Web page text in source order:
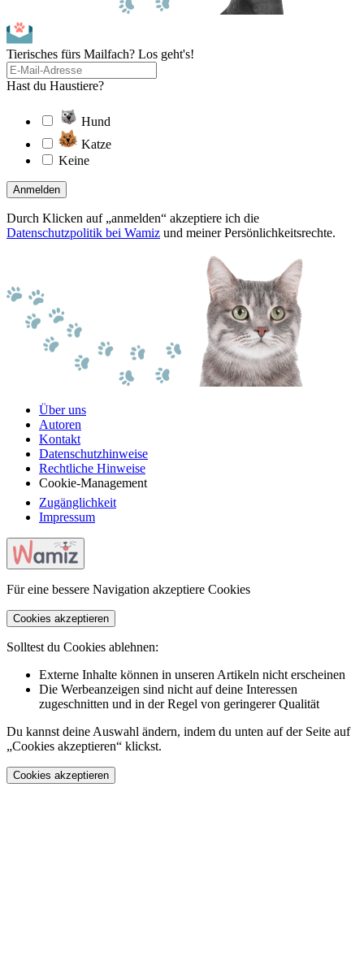
Tierisches fürs Mailfach? Los geht's!
Hast du Haustiere?
Hund
Katze
Keine
Anmelden
Durch Klicken auf „anmelden“ akzeptiere ich die
Datenschutzpolitik bei Wamiz und meiner Persönlichkeitsrechte.
Über uns
Autoren
Kontakt
Datenschutzhinweise
Rechtliche Hinweise
Cookie-Management
Zugänglichkeit
Impressum
Für eine bessere Navigation akzeptiere Cookies
Cookies akzeptieren
Solltest du Cookies ablehnen:
Externe Inhalte können in unseren Artikeln nicht erscheinen
Die Werbeanzeigen sind nicht auf deine Interessen
zugeschnitten und in der Regel von geringerer Qualität
Du kannst deine Auswahl ändern, indem du unten auf der Seite auf
„Cookies akzeptieren“ klickst.
Cookies akzeptieren